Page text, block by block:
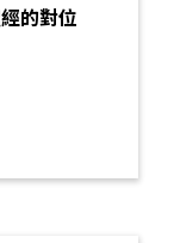
的對位